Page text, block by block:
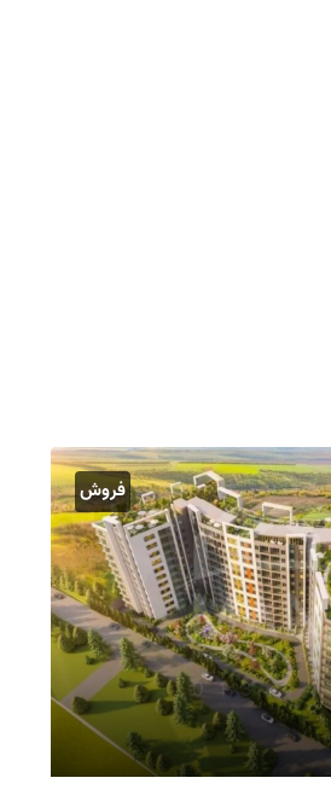
فروش